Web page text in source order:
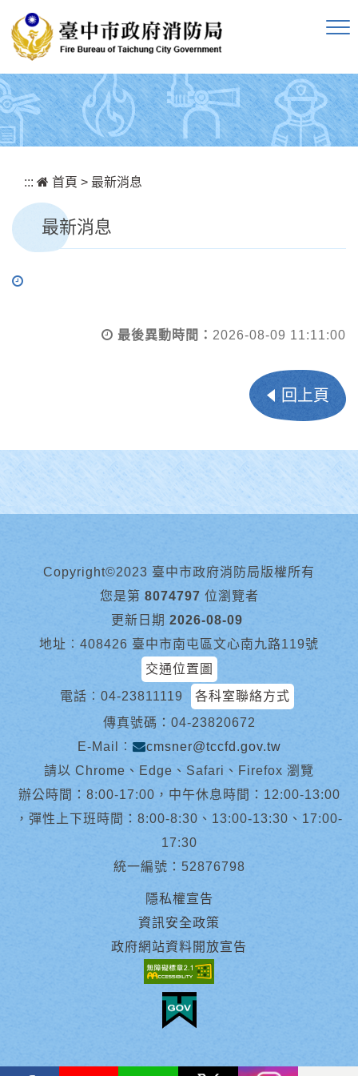
::: 首頁 > 最新消息
最新消息
最後異動時間： 2026-08-09 11:11:00
回上頁
Copyright©2023 臺中市政府消防局版權所有
您是第 8074797 位瀏覽者
更新日期 2026-08-09
地址︰408426 臺中市南屯區文心南九路119號
交通位置圖
電話︰ 04-23811119
各科室聯絡方式
傳真號碼：04-23820672
E-Mail︰
cmsner@tccfd.gov.tw
請以 Chrome、Edge、Safari、Firefox 瀏覽
辦公時間：8:00-17:00，中午休息時間：12:00-13:00
，彈性上下班時間：8:00-8:30、13:00-13:30、17:00-
17:30
統一編號：52876798
隱私權宣告
資訊安全政策
政府網站資料開放宣告